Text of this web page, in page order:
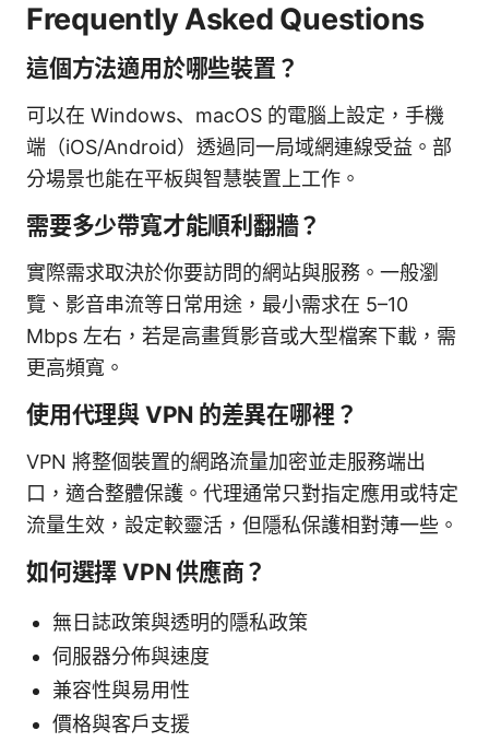
Frequently Asked Questions
這個方法適用於哪些裝置？
可以在 Windows、macOS 的電腦上設定，手機
端（iOS/Android）透過同一局域網連線受益。部
分場景也能在平板與智慧裝置上工作。
需要多少帶寬才能順利翻牆？
實際需求取決於你要訪問的網站與服務。一般瀏
覽、影音串流等日常用途，最小需求在 5–10
Mbps 左右，若是高畫質影音或大型檔案下載，需
更高頻寬。
使用代理與 VPN 的差異在哪裡？
VPN 將整個裝置的網路流量加密並走服務端出
口，適合整體保護。代理通常只對指定應用或特定
流量生效，設定較靈活，但隱私保護相對薄一些。
如何選擇 VPN 供應商？
無日誌政策與透明的隱私政策
伺服器分佈與速度
兼容性與易用性
價格與客戶支援